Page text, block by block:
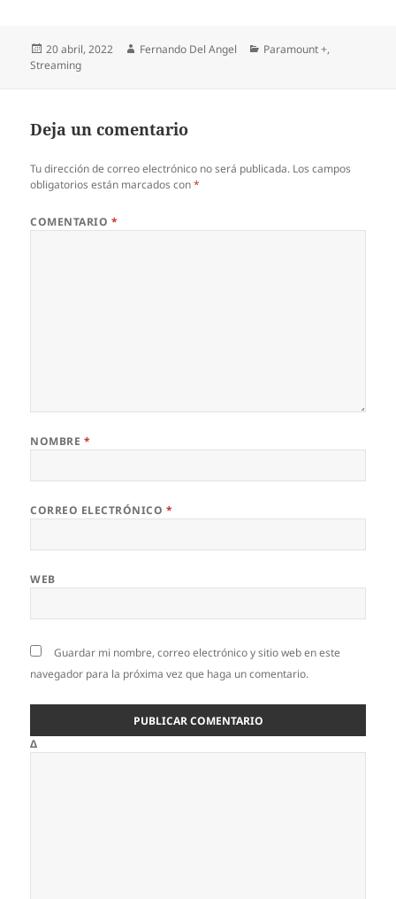
Publicado
el
20 abril, 2022 Autor
Fernando Del Angel Categorías
Paramount +,
Streaming
Deja un comentario
Tu dirección de correo electrónico no será publicada. Los campos
obligatorios están marcados con*
COMENTARIO *
NOMBRE *
CORREO ELECTRÓNICO *
WEB
Guardar mi nombre, correo electrónico y sitio web en este
navegador para la próxima vez que haga un comentario.
Δ